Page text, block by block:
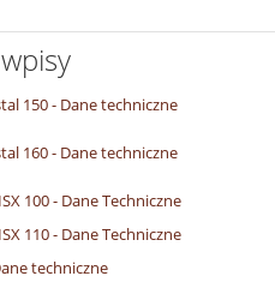
150 - Dane techniczne
160 - Dane techniczne
100 - Dane Techniczne
110 - Dane Techniczne
techniczne